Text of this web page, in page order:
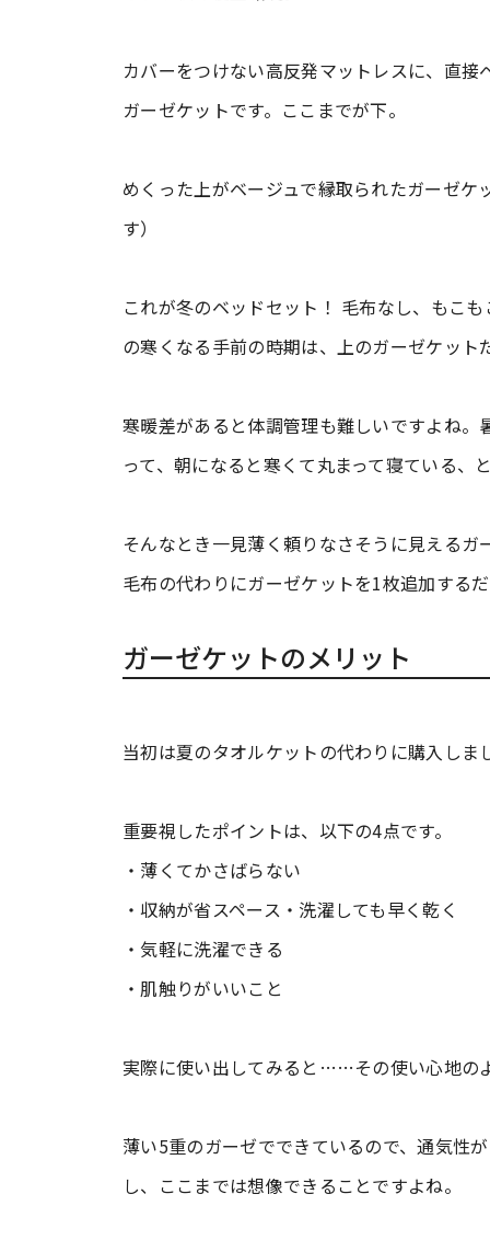
カバーをつけない高反発マットレスに、直
ガーゼケットです。ここまでが下。
めくった上がベージュで縁取られたガーゼ
す）
これが冬のベッドセット！ 毛布なし、もこ
の寒くなる手前の時期は、上のガーゼケット
寒暖差があると体調管理も難しいですよね
って、朝になると寒くて丸まって寝ている、
そんなとき一見薄く頼りなさそうに見える
毛布の代わりにガーゼケットを1枚追加する
ガーゼケットのメリット
当初は夏のタオルケットの代わりに購入しま
重要視したポイントは、以下の4点です。
・薄くてかさばらない
・収納が省スペース・洗濯しても早く乾く
・気軽に洗濯できる
・肌触りがいいこと
実際に使い出してみると……その使い心地の
薄い5重のガーゼでできているので、通気性
し、ここまでは想像できることですよね。